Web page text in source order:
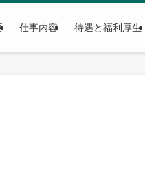
仕事内容 待遇と福利厚生